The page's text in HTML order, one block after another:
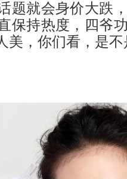
题就会身价大跌
保持热度，四爷
美，你们看，是